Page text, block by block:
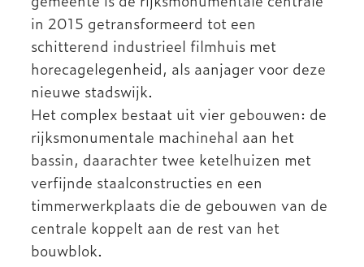
in 2015 getransformeerd tot een
schitterend industrieel filmhuis met
horecagelegenheid, als aanjager voor deze
nieuwe stadswijk.
Het complex bestaat uit vier gebouwen: de
rijksmonumentale machinehal aan het
bassin, daarachter twee ketelhuizen met
verfijnde staalconstructies en een
timmerwerkplaats die de gebouwen van de
centrale koppelt aan de rest van het
bouwblok.